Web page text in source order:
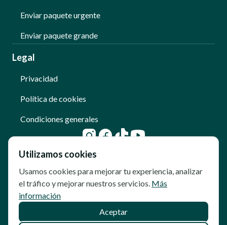
Enviar paquete urgente
Enviar paquete grande
Legal
Privacidad
Política de cookies
Condiciones generales
© Copyright - Qoomet
Utilizamos cookies
Usamos cookies para mejorar tu experiencia, analizar
el tráfico y mejorar nuestros servicios. Más
información
Aceptar